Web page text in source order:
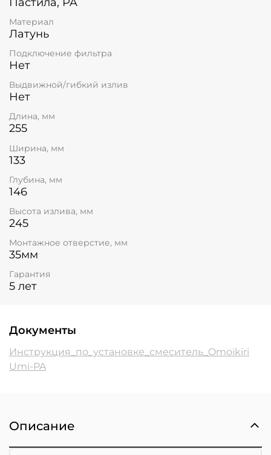
Материал
Латунь
Подключение фильтра
Нет
Выдвижной/гибкий излив
Нет
Длина, мм
255
Ширина, мм
133
Глубина, мм
146
Высота излива, мм
245
Монтажное отверстие, мм
35мм
Гарантия
5 лет
Документы
Инструкция_по_установке_смеситель_Omoikiri
Umi-PA
Описание